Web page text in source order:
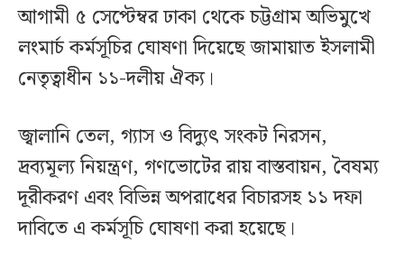
আগামী ৫ সেপ্টেম্বর ঢাকা থেকে চট্টগ্রাম অভিমুখে
লংমার্চ কর্মসূচির ঘোষণা দিয়েছে জামায়াত ইসলামী
নেতৃত্বাধীন ১১-দলীয় ঐক্য।
জ্বালানি তেল, গ্যাস ও বিদ্যুৎ সংকট নিরসন,
দ্রব্যমূল্য নিয়ন্ত্রণ, গণভোটের রায় বাস্তবায়ন, বৈষম্য
দূরীকরণ এবং বিভিন্ন অপরাধের বিচারসহ ১১ দফা
দাবিতে এ কর্মসূচি ঘোষণা করা হয়েছে।